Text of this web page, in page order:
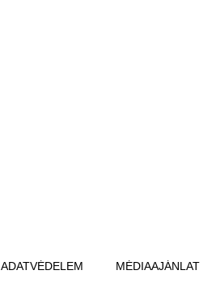
ADATVÉDELEM MÉDIAAJÁNLAT